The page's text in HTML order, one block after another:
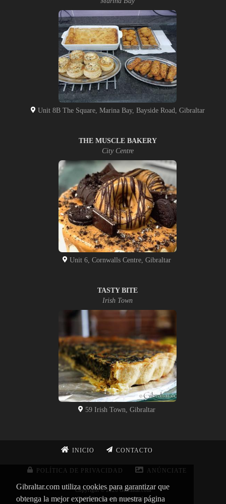
Gibraltar.com utiliza cookies para garantizar que
obtenga la mejor experiencia en nuestra página
Unit 8B The Square, Marina Bay, Bayside Road, Gibraltar
THE MUSCLE BAKERY
City Centre
Unit 6, Cornwalls Centre, Gibraltar
TASTY BITE
Irish Town
59 Irish Town, Gibraltar
INICIO CONTACTO
POLÍTICA DE PRIVACIDAD ANÚNCIATE
Copyright © 2026 Gibraltar.com
Todos los derechos reservados